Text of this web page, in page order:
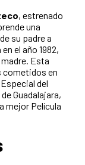
, estrenado
una
su padre a
el año 1982,
Esta
cometidos en
del
Guadalajara,
mejor Película